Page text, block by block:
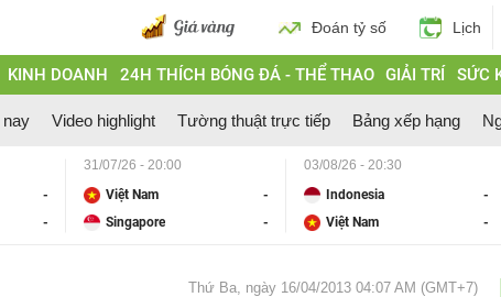
Đoán tỷ số Lịch
KINH DOANH 24H THÍCH BÓNG ĐÁ - THỂ THAO GIẢI TRÍ SỨC
nay Video highlight Tường thuật trực tiếp Bảng xếp hạng
-
-
31/07/26 - 20:00
Việt Nam
-
Singapore
-
03/08/26 - 20:30
Indonesia
-
Việt Nam
-
Thứ Ba, ngày 16/04/2013 04:07 AM (GMT+7)